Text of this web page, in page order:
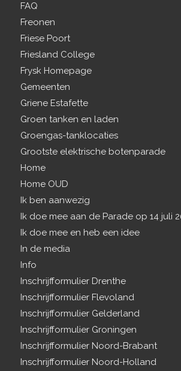
FAQ
Freonen
Friese Poort
Friesland College
Frysk Homepage
Gemeenten
Griene Estafette
Groen tanken en laden
Groengas-tanklocaties
Grootste elektrische botenparade
Home
Home OUD
Ik ben aanwezig
Ik doe mee aan de Parade op 14 juli
Ik doe mee en heb een idee
In de media
Info
Inschrijfformulier Drenthe
Inschrijfformulier Flevoland
Inschrijfformulier Gelderland
Inschrijfformulier Groningen
Inschrijfformulier Noord-Brabant
Inschrijfformulier Noord-Holland